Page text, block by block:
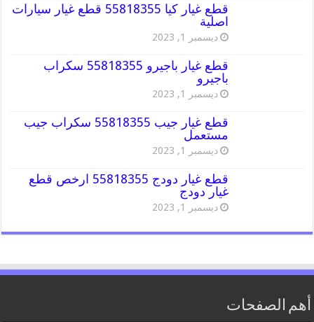
قطع غيار كيا 55818355 قطع غيار سيارات
اصلية
ديسمبر 1, 2023
قطع غيار باجيرو 55818355 سكراب
باجيرو
ديسمبر 1, 2023
قطع غيار جيب 55818355 سكراب جيب
مستعمل
ديسمبر 1, 2023
قطع غيار دودج 55818355 ارخص قطع
غيار دودج
ديسمبر 1, 2023
أهم الصفحات